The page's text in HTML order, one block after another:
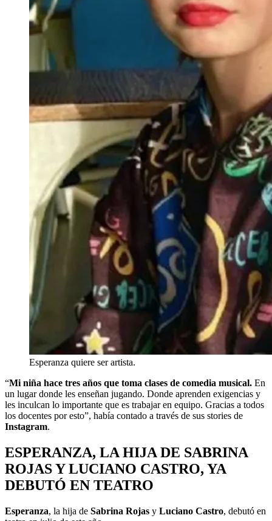
Esperanza quiere ser artista.
“Mi niña hace tres años que toma clases de comedia musical. En
un lugar donde les enseñan jugando. Donde aprenden exigencias y
les inculcan lo importante que es trabajar en equipo. Gracias a todos
los docentes por esto”, había contado a través de sus stories de
Instagram.
ESPERANZA, LA HIJA DE SABRINA
ROJAS Y LUCIANO CASTRO, YA
DEBUTÓ EN TEATRO
Esperanza, la hija de Sabrina Rojas y Luciano Castro, debutó en